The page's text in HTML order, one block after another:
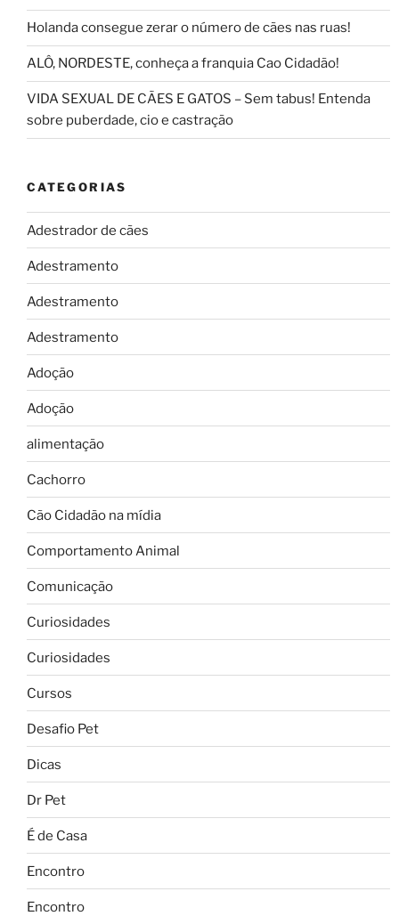
Holanda consegue zerar o número de cães nas ruas!
ALÔ, NORDESTE, conheça a franquia Cao Cidadão!
VIDA SEXUAL DE CÃES E GATOS – Sem tabus! Entenda
sobre puberdade, cio e castração
CATEGORIAS
Adestrador de cães
Adestramento
Adestramento
Adestramento
Adoção
Adoção
alimentação
Cachorro
Cão Cidadão na mídia
Comportamento Animal
Comunicação
Curiosidades
Curiosidades
Cursos
Desafio Pet
Dicas
Dr Pet
É de Casa
Encontro
Encontro